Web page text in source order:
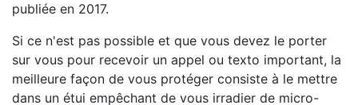
publiée en 2017.
Si ce n'est pas possible et que vous devez le porter
sur vous pour recevoir un appel ou texto important, la
meilleure façon de vous protéger consiste à le mettre
dans un étui empêchant de vous irradier de micro-